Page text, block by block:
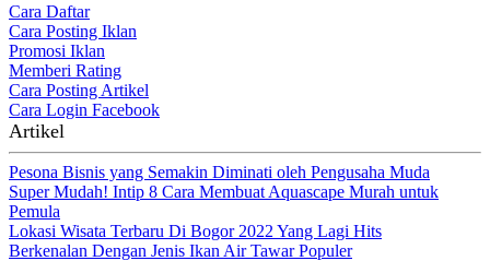
Cara Daftar
Cara Posting Iklan
Promosi Iklan
Memberi Rating
Cara Posting Artikel
Cara Login Facebook
Artikel
Pesona Bisnis yang Semakin Diminati oleh Pengusaha Muda
Super Mudah! Intip 8 Cara Membuat Aquascape Murah untuk
Pemula
Lokasi Wisata Terbaru Di Bogor 2022 Yang Lagi Hits
Berkenalan Dengan Jenis Ikan Air Tawar Populer